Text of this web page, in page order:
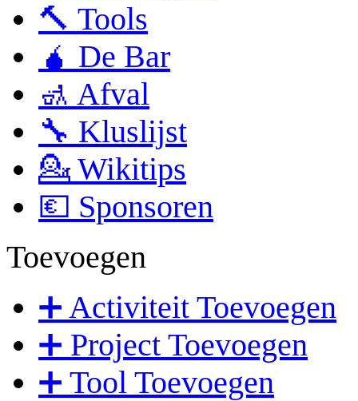
🔨 Tools
🧉 De Bar
🚮 Afval
🔧 Kluslijst
💁 Wikitips
💶 Sponsoren
Toevoegen
➕ Activiteit Toevoegen
➕ Project Toevoegen
➕ Tool Toevoegen